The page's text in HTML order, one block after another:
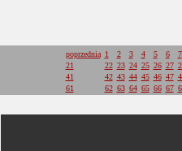
poprzednia 1 2 3 4 5 6
7
21
22 23 24 25 26 27
41
42 43 44 45 46 47
61
62 63 64 65 66 67